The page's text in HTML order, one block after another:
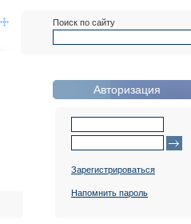
Поиск по сайту
Авторизация
Зарегистрироваться
Напомнить пароль